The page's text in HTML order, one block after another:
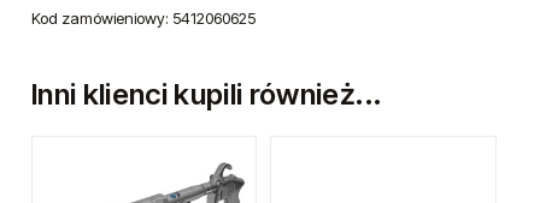
Kod zamówieniowy: 5412060625
Inni klienci kupili również...